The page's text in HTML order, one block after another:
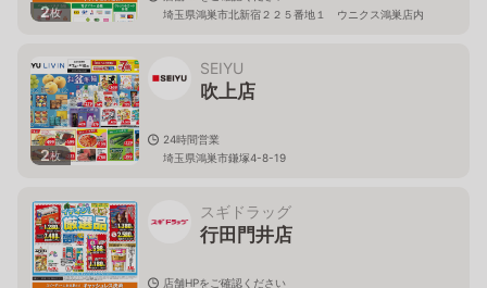
2枚
埼玉県鴻巣市北新宿２２５番地１ ウニクス鴻巣店内
2枚
SEIYU
吹上店
24時間営業
埼玉県鴻巣市鎌塚4-8-19
スギドラッグ
行田門井店
店舗HPをご確認ください